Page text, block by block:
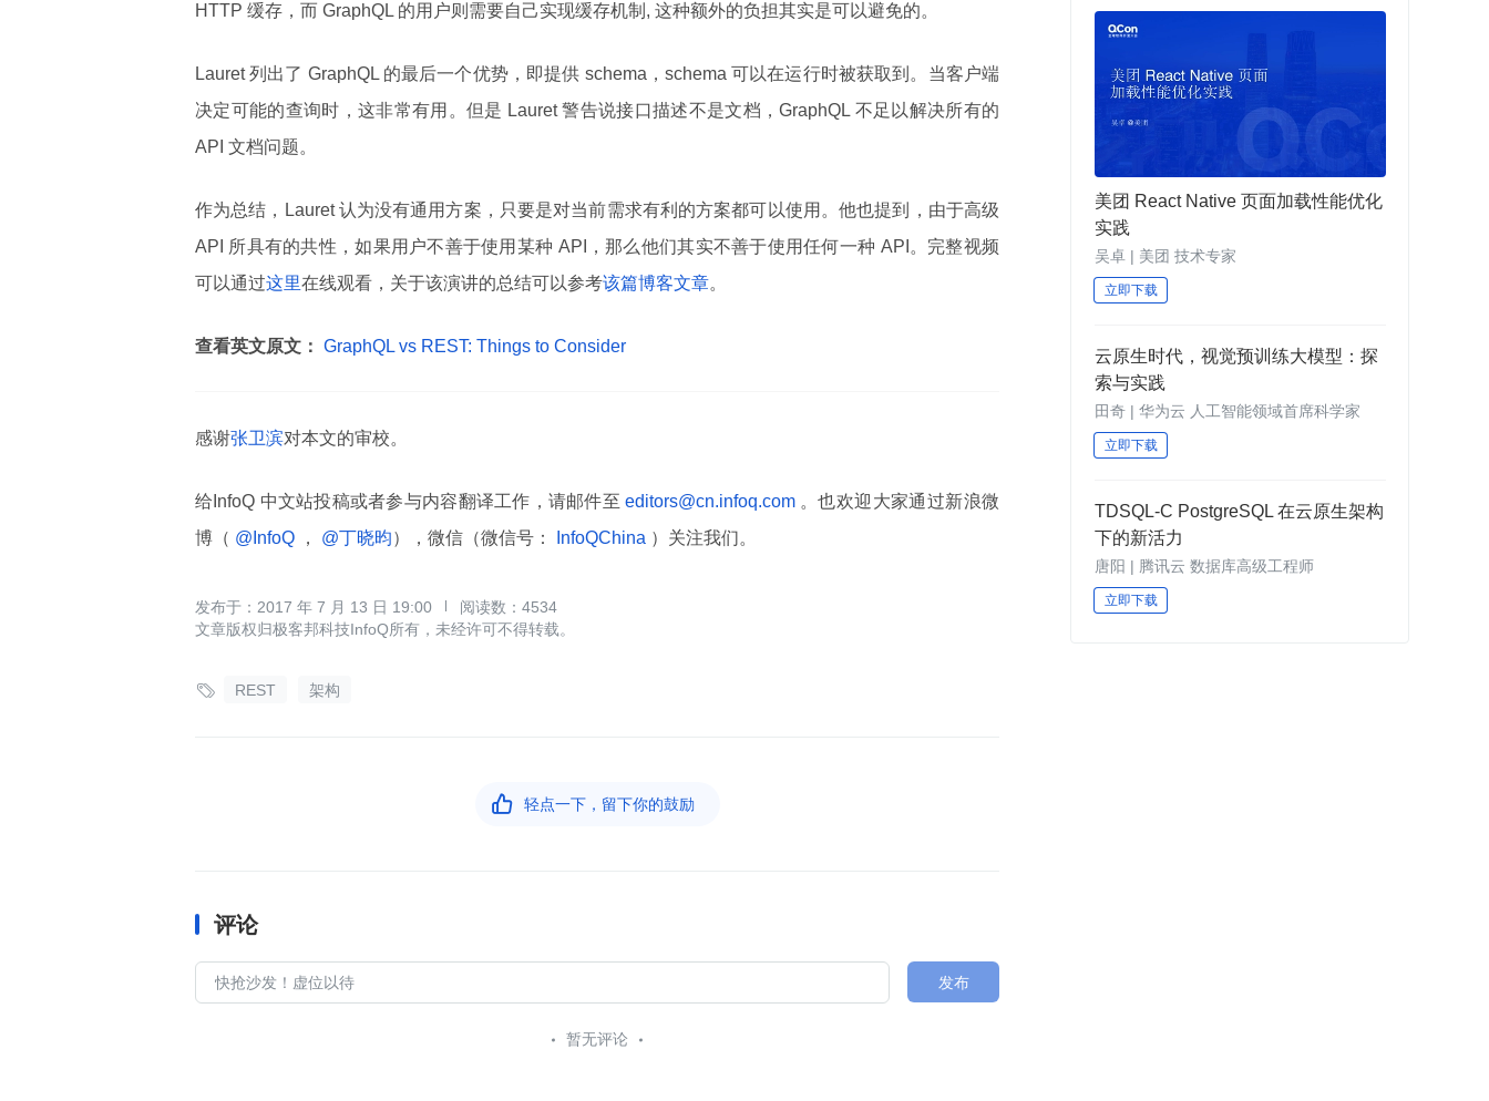
HTTP 缓存，而 GraphQL 的用户则需要自己实现缓存机制, 这种额外的负担其实是可以避免的。
Lauret 列出了 GraphQL 的最后一个优势，即提供 schema，schema 可以在运行时被获取到。当客户端
决定可能的查询时，这非常有用。但是 Lauret 警告说接口描述不是文档，GraphQL 不足以解决所有的
API 文档问题。
作为总结，Lauret 认为没有通用方案，只要是对当前需求有利的方案都可以使用。他也提到，由于高级
API 所具有的共性，如果用户不善于使用某种 API，那么他们其实不善于使用任何一种 API。完整视频
可以通过这里在线观看，关于该演讲的总结可以参考该篇博客文章。
查看英文原文： GraphQL vs REST: Things to Consider
感谢张卫滨对本文的审校。
给InfoQ 中文站投稿或者参与内容翻译工作，请邮件至 editors@cn.infoq.com 。也欢迎大家通过新浪微
博（ @InfoQ ， @丁晓昀），微信（微信号： InfoQChina ）关注我们。
2017 年 7 月 13 日 19:00
4534
文章版权归极客邦科技InfoQ所有，未经许可不得转载。
 REST 架构
 轻点一下，留下你的鼓励
评论
发布
暂无评论
美团 React Native 页面加载性能优化
实践
吴卓 | 美团 技术专家
立即下载
云原生时代，视觉预训练大模型：探
索与实践
田奇 | 华为云 人工智能领域首席科学家
立即下载
TDSQL-C PostgreSQL 在云原生架构
下的新活力
唐阳 | 腾讯云 数据库高级工程师
立即下载